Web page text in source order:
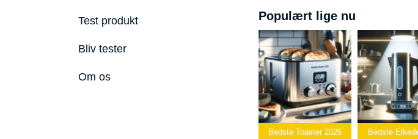
Test produkt
Bliv tester
Om os
Populært lige nu
Bedste Toaster 2026 Bedste Elkedel 2026